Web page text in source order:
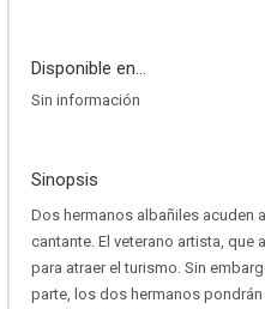
Disponible en...
Sin información
Sinopsis
Dos hermanos albañiles acuden
cantante. El veterano artista,
para atraer el turismo. Sin
parte, los dos hermanos